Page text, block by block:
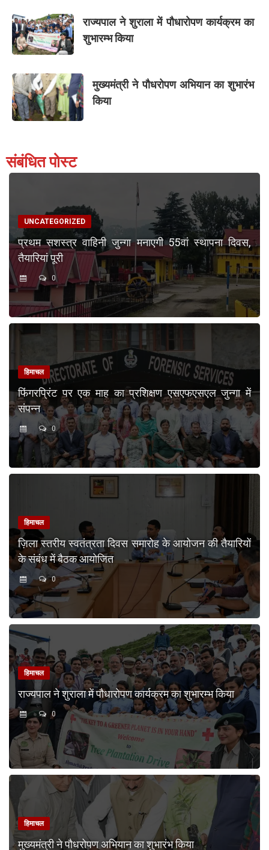
राज्यपाल ने शुराला में पौधारोपण कार्यक्रम का
शुभारम्भ किया
मुख्यमंत्री ने पौधरोपण अभियान का शुभारंभ
किया
संबंधित पोस्ट
UNCATEGORIZED
प्रथम सशस्त्र वाहिनी जुन्गा मनाएगी 55वां स्थापना दिवस,
तैयारियां पूरी
0
हिमाचल
फिंगरप्रिंट पर एक माह का प्रशिक्षण एसएफएसएल जुन्गा में
संपन्न
0
हिमाचल
ज़िला स्तरीय स्वतंत्रता दिवस समारोह के आयोजन की तैयारियों
के संबंध में बैठक आयोजित
0
हिमाचल
राज्यपाल ने शुराला में पौधारोपण कार्यक्रम का शुभारम्भ किया
0
हिमाचल
मुख्यमंत्री ने पौधरोपण अभियान का शुभारंभ किया